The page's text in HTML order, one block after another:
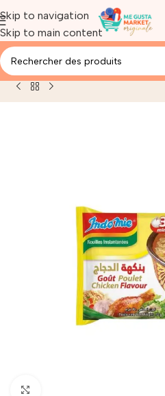
Skip to navigation
Skip to main content
Accueil/Produit/INDOMIE